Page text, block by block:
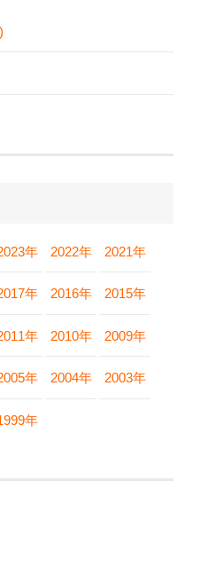
年 2022年 2021年
年 2016年 2015年
年 2010年 2009年
年 2004年 2003年
年